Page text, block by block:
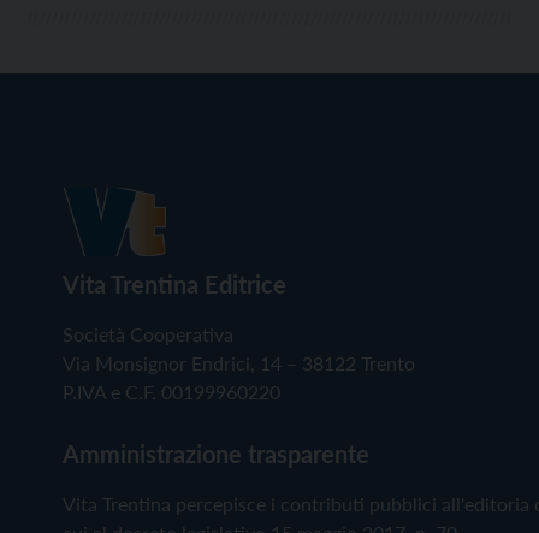
Vita Trentina Editrice
Società Cooperativa
Via Monsignor Endrici, 14 – 38122 Trento
P.IVA e C.F. 00199960220
Amministrazione trasparente
Vita Trentina percepisce i contributi pubblici all'editoria